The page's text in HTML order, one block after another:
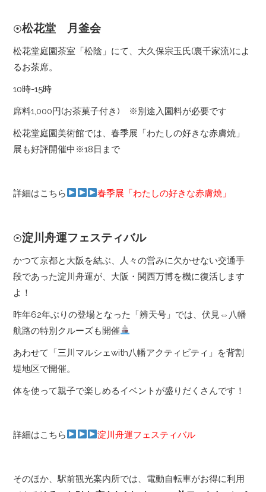
⦿松花堂 月釜会
松花堂庭園茶室「松陰」にて、大久保宗玉氏(裏千家流)によ
るお茶席。
10時-15時
席料1,000円(お茶菓子付き) ※別途入園料が必要です
松花堂庭園美術館では、春季展「わたしの好きな赤膚焼」
展も好評開催中※18日まで
詳細はこちら 春季展「わたしの好きな赤膚焼」
⦿淀川舟運フェスティバル
かつて京都と大阪を結ぶ、人々の営みに欠かせない交通手
段であった淀川舟運が、大阪・関西万博を機に復活します
よ！
昨年62年ぶりの登場となった「辨天号」では、伏見⇔八幡
航路の特別クルーズも開催
あわせて「三川マルシェwith八幡アクティビティ」を背割
堤地区で開催。
体を使って親子で楽しめるイベントが盛りだくさんです！
詳細はこちら 淀川舟運フェスティバル
そのほか、駅前観光案内所では、電動自転車がお得に利用